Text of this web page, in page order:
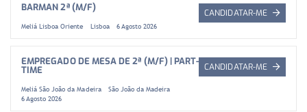
BARMAN 2ª (M/F)
Meliá Lisboa Oriente Lisboa 6 Agosto 2026
CANDIDATAR-ME
EMPREGADO DE MESA DE 2ª (M/F) | PART-
TIME
Meliá São João da Madeira
São João da Madeira
6 Agosto 2026
CANDIDATAR-ME